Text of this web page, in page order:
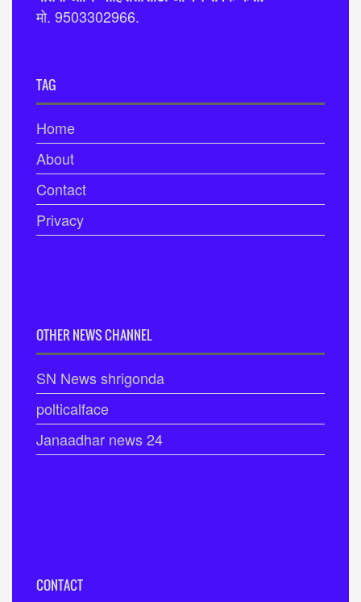
मो. 9503302966.
TAG
Home
About
Contact
Privacy
OTHER NEWS CHANNEL
SN News shrigonda
polticalface
Janaadhar news 24
CONTACT